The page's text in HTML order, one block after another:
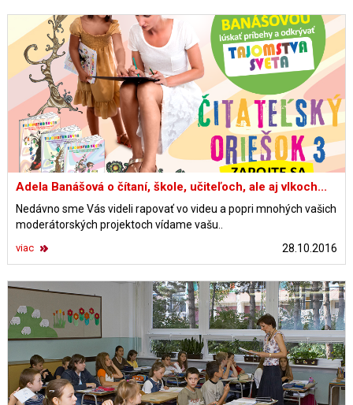
Adela Banášová o čítaní, škole, učiteľoch, ale aj vlkoch...
Nedávno sme Vás videli rapovať vo videu a popri mnohých vašich
moderátorských projektoch vídame vašu..
28.10.2016
viac